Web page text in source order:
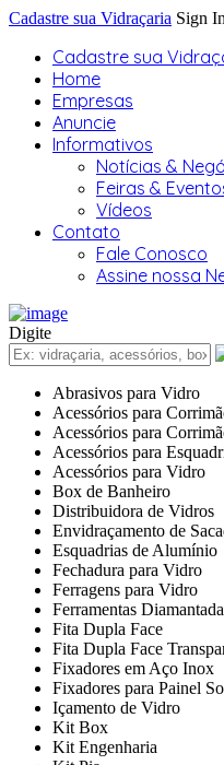
Cadastre sua Vidraçaria Sign In
Cadastre sua
Home
Empresas
Anuncie
Informativos
Notícias &
Feiras &
Vídeos
Contato
Fale Conosco
Assine nossa
Digite
Abrasivos para Vidro
Acessórios para
Acessórios para
Acessórios para
Acessórios para Vidro
Box de Banheiro
Distribuidora de Vidros
Envidraçamento de
Esquadrias de Alumínio
Fechadura para Vidro
Ferragens para Vidro
Ferramentas
Fita Dupla Face
Fita Dupla Face
Fixadores em Aço Inox
Fixadores para Painel
Içamento de Vidro
Kit Box
Kit Engenharia